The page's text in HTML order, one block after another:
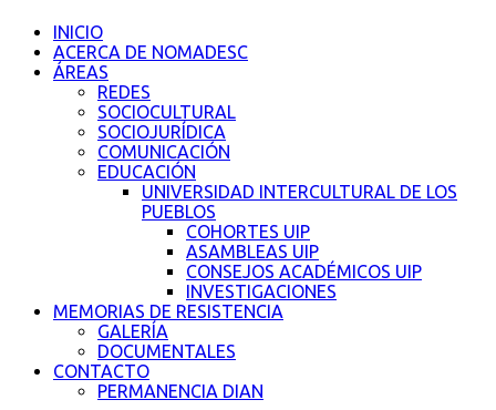
INICIO
ACERCA DE NOMADESC
ÁREAS
REDES
SOCIOCULTURAL
SOCIOJURÍDICA
COMUNICACIÓN
EDUCACIÓN
UNIVERSIDAD INTERCULTURAL DE LOS
PUEBLOS
COHORTES UIP
ASAMBLEAS UIP
CONSEJOS ACADÉMICOS UIP
INVESTIGACIONES
MEMORIAS DE RESISTENCIA
GALERÍA
DOCUMENTALES
CONTACTO
PERMANENCIA DIAN